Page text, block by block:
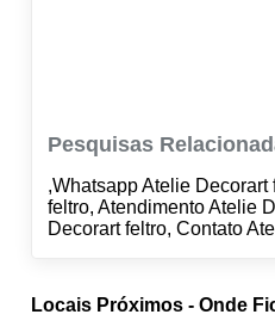
Pesquisas
,Whatsapp Atelie
feltro, Atendimento Atelie
Decorart feltro, Contato
Locais Próximos - Onde